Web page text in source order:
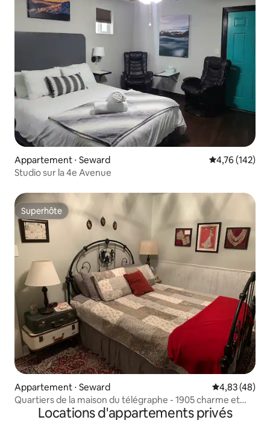
Appartement ⋅ Seward Évaluation
4,76 (142)
Studio sur la 4e Avenue
Superhôte
Superhôte
Appartement ⋅ Seward Évaluation
4,83 (48)
Quartiers de la maison du télégraphe - 1905 charme et
VUES !Locations d'appartements privés